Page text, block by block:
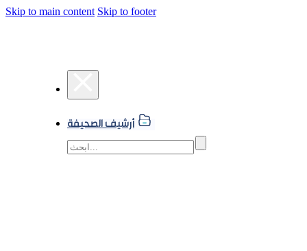
Skip to main content Skip to footer
أرشيف الصحيفة